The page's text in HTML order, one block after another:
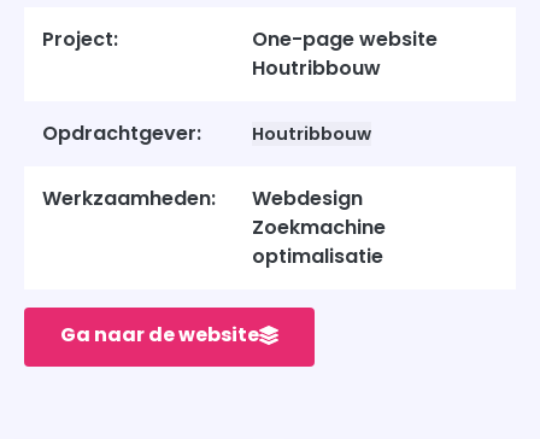
Project:
One-page website
Houtribbouw
Opdrachtgever: Houtribbouw
Werkzaamheden:
Webdesign
Zoekmachine
optimalisatie
Ga naar de website